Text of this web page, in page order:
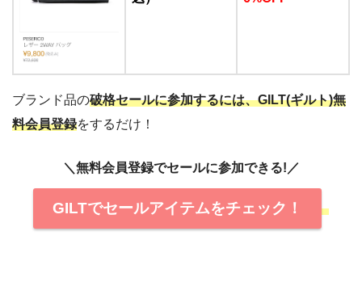
ブランド品の破格セールに参加するには、GILT(ギルト)無
料会員登録をするだけ！
＼無料会員登録でセールに参加できる!／
GILTでセールアイテムをチェック！